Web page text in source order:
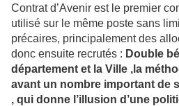
Contrat d’Avenir est le premier
utilisé sur le même poste sans
précaires, principalement des
donc ensuite recrutés : Double
département et la Ville ,la
avant un nombre important de
, qui donne l’illusion d’une